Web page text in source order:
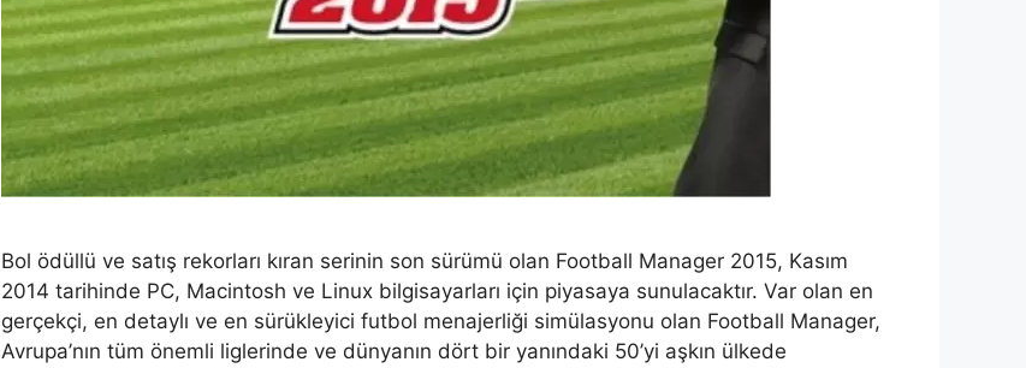
Bol ödüllü ve satış rekorları kıran serinin son sürümü olan Football Manager 2015, Kasım
2014 tarihinde PC, Macintosh ve Linux bilgisayarları için piyasaya sunulacaktır. Var olan en
gerçekçi, en detaylı ve en sürükleyici futbol menajerliği simülasyonu olan Football Manager,
Avrupa’nın tüm önemli liglerinde ve dünyanın dört bir yanındaki 50’yi aşkın ülkede